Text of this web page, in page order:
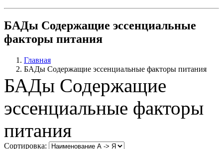
БАДы Содержащие эссенциальные
факторы питания
Главная
БАДы Содержащие эссенциальные факторы питания
БАДы Содержащие
эссенциальные факторы
питания
Сортировка: